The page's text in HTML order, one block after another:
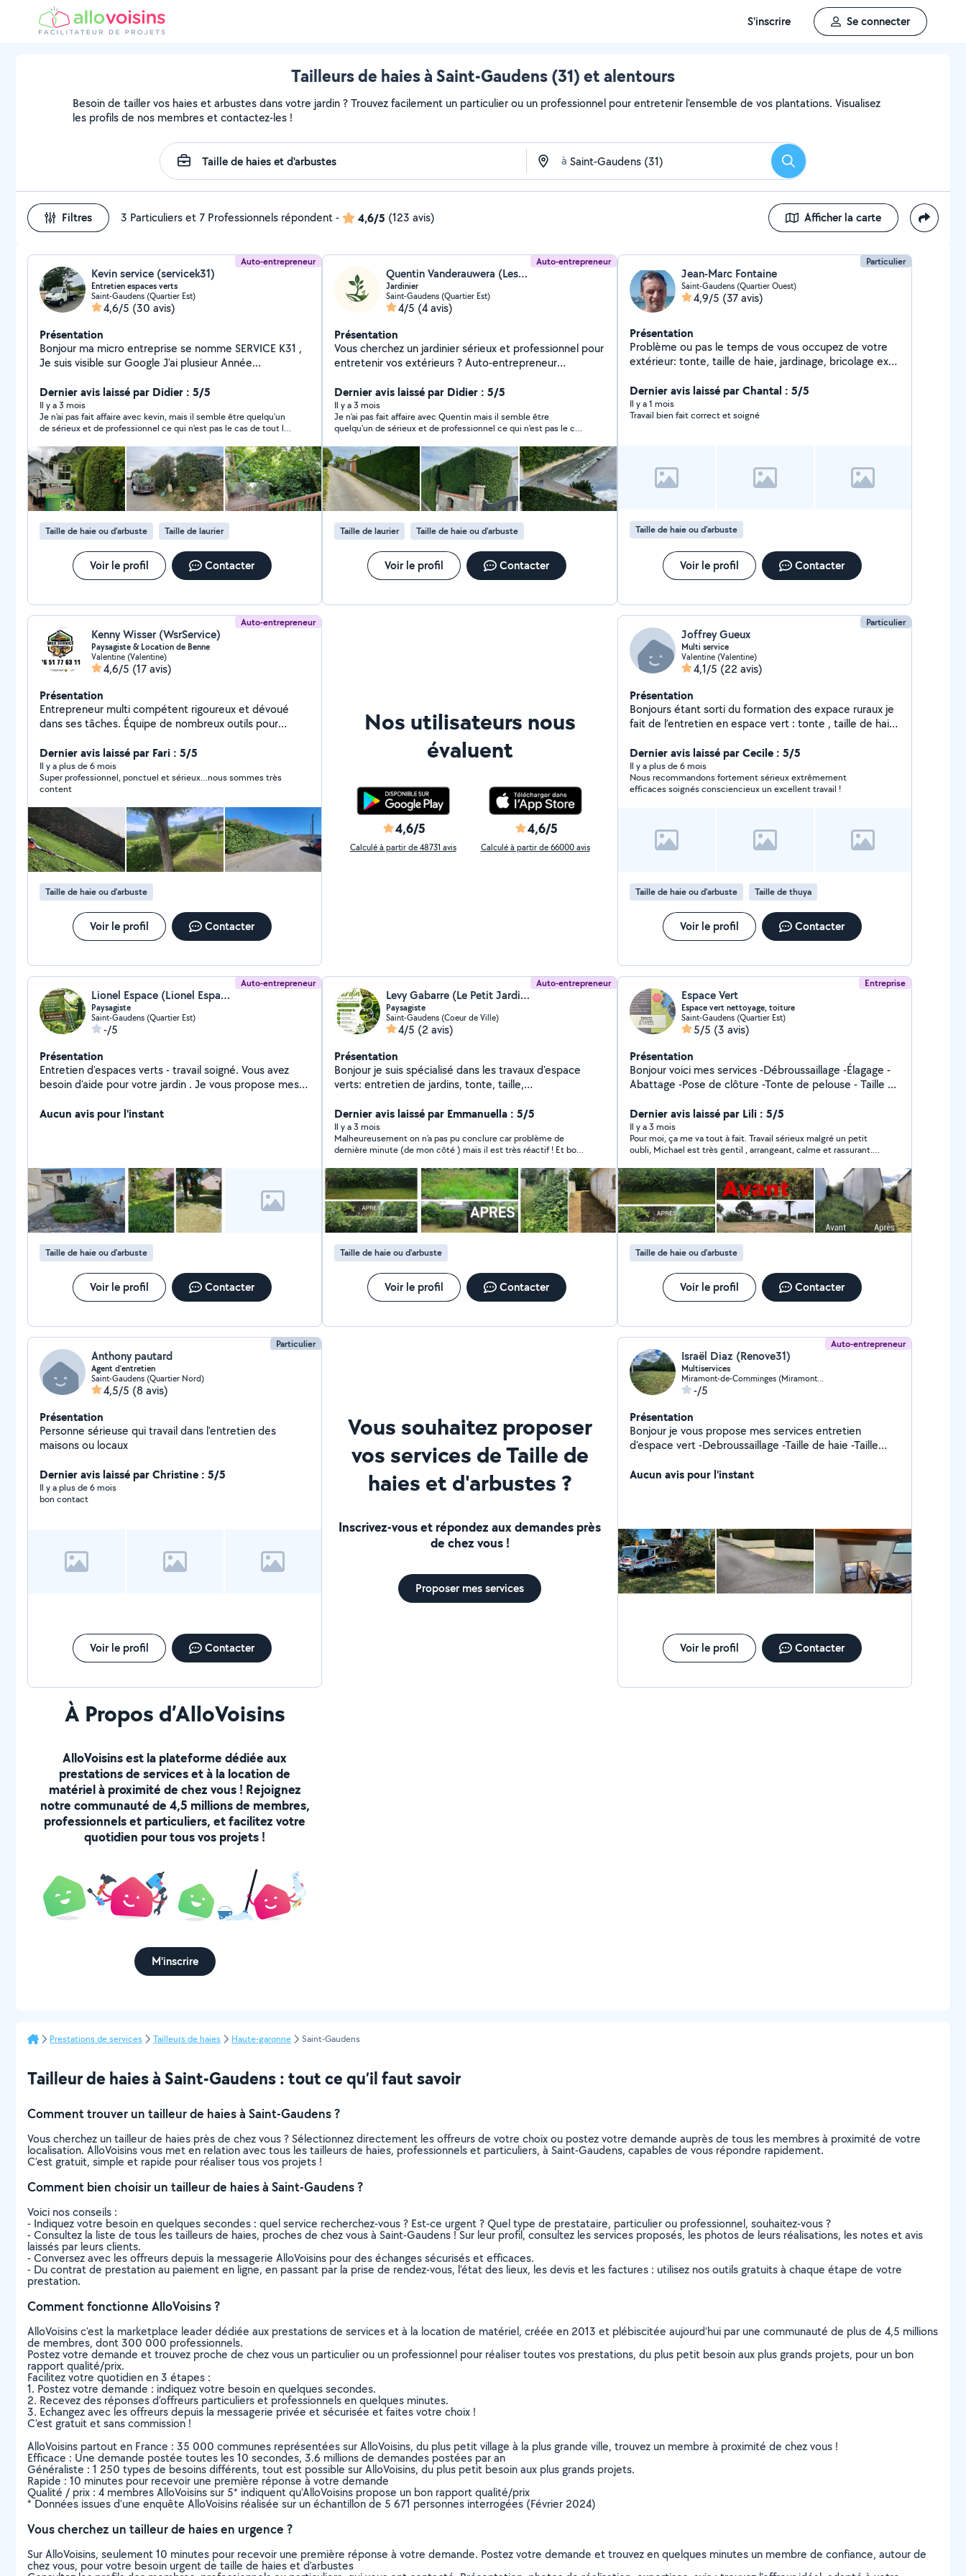
S'inscrire Se connecter
Tailleurs de haies à Saint-Gaudens (31) et alentours
Besoin de tailler vos haies et arbustes dans votre jardin ? Trouvez facilement un particulier ou un professionnel pour entretenir l'ensemble de vos plantations. Visualisez
les profils de nos membres et contactez-les !
à Rechercher
Filtres 3 Particuliers et 7 Professionnels répondent- 4,6/5 (123 avis) Afficher la carte
Auto-entrepreneur
Kevin service (servicek31)
Entretien espaces verts
Saint-Gaudens (Quartier Est)
4,6/5 (30 avis)
Présentation
Bonjour ma micro entreprise se nomme SERVICE K31 ,
Je suis visible sur Google J'ai plusieur Année
& élagage Taille de haies tonte et Debrousaillage
arbres fruitiers clôture rigide ou souple évacuation des
déchets Netoyage cave et grenier jardin netoyage
terrase netoyage et pose de gouttière peinture
extérieur Je suis munis de mon propres matériels et
d'une nacelle de 16 mètres de hauteur pour les travaux
soigner et sécuriser. Vous pouvez me joindre pour tout
renseignement Devis et déplacement gratuit
Dernier avis laissé par Didier : 5/5
Il y a 3 mois
Je n'ai pas fait affaire avec kevin, mais il semble être quelqu'un
de sérieux et de professionnel ce qui n'est pas le cas de tout le
Taille de haie ou d'arbuste Taille de laurier
Voir le profil Contacter
Auto-entrepreneur
Quentin Vanderauwera (Les jardins de demain)
Jardinier
Saint-Gaudens (Quartier Est)
4/5 (4 avis)
Présentation
Vous cherchez un jardinier sérieux et professionnel pour
entretenir vos extérieurs ? Auto-entrepreneur
propose différents services : Tonte de pelouse Taille
de haies et d'arbustes Débroussaillage Ramassage et
évacuation des déchets verts Petits travaux de
jardinage Profitez de 50 % de réduction de crédit
d'impôt avec possibilité d'avance immédiate grâce à
mon agrément Services à la Personne (SAP). Par
exemple, une prestation facturée 100 ne vous coûte
que 50 après avantage fiscal ! Intervention sur Saint-
Gaudens et alentours
Dernier avis laissé par Didier : 5/5
Il y a 3 mois
Je n'ai pas fait affaire avec Quentin mais il semble être
quelqu'un de sérieux et de professionnel ce qui n'est pas le cas
Taille de laurier Taille de haie ou d'arbuste
Voir le profil Contacter
Particulier
Jean-Marc Fontaine
Saint-Gaudens (Quartier Ouest)
4,9/5 (37 avis)
Présentation
Problème ou pas le temps de vous occupez de votre
extérieur: tonte, taille de haie, jardinage, bricolage ext
vous rendre service.. Je possède du matériel
motoculteur(charrue,rotovator fraise), taille haie,
tondeuse, débroussailleuse, tronçonneuse,..
Dernier avis laissé par Chantal : 5/5
Il y a 1 mois
Travail bien fait correct et soigné
Taille de haie ou d'arbuste
Voir le profil Contacter
Auto-entrepreneur
Kenny Wisser (WsrService)
Paysagiste & Location de Benne
Valentine (Valentine)
4,6/5 (17 avis)
Présentation
Entrepreneur multi compétent rigoureux et dévoué
dans ses tâches. Équipe de nombreux outils pour
professionnelle. benne , minipelle, tondeuse
professionnels avec broyeur ect.. Compétent dans le
milieu extérieur La création et l'entretien sont dans
mes cordes . Tout terrassement. Location de bennes
V.L Disponible pour de nombreuses tâches. Rc pro
Eligibilité au crédit d'impôt.
Dernier avis laissé par Fari : 5/5
Il y a plus de 6 mois
Super professionnel, ponctuel et sérieux…nous sommes très
content
Taille de haie ou d'arbuste
Voir le profil Contacter
Nos utilisateurs nous
évaluent
4,6/5
Calculé à partir de 48731 avis
4,6/5
Calculé à partir de 66000 avis
Particulier
Joffrey Gueux
Multi service
Valentine (Valentine)
4,1/5 (22 avis)
Présentation
Bonjours étant sorti du formation des expace ruraux je
fait de l’entretien en espace vert : tonte , taille de hai ,
outil qu’il faut voilà
Dernier avis laissé par Cecile : 5/5
Il y a plus de 6 mois
Nous recommandons fortement sérieux extrêmement
efficaces soignés consciencieux un excellent travail !
Taille de haie ou d'arbuste Taille de thuya
Voir le profil Contacter
Auto-entrepreneur
Lionel Espace (Lionel Espace Vert)
Paysagiste
Saint-Gaudens (Quartier Est)
-/5
Présentation
Entretien d'espaces verts - travail soigné. Vous avez
besoin d'aide pour votre jardin . Je vous propose mes
arbustes - debroussaillage - nettoyage et entretien de
jardin mérite le meilleur
Aucun avis pour l'instant
Taille de haie ou d'arbuste
Voir le profil Contacter
Auto-entrepreneur
Levy Gabarre (Le Petit Jardin)
Paysagiste
Saint-Gaudens (Coeur de Ville)
4/5 (2 avis)
Présentation
Bonjour je suis spécialisé dans les travaux d'espace
verts: entretien de jardins, tonte, taille,
J'interviens avec sérieux et je m'adapte aux besoin de
chaque client pour garantir un extérieur propre et
agréable.
Dernier avis laissé par Emmanuella : 5/5
Il y a 3 mois
Malheureusement on n’a pas pu conclure car problème de
dernière minute (de mon côté ) mais il est très réactif ! Et bon
Taille de haie ou d'arbuste
Voir le profil Contacter
Entreprise
Espace Vert
Espace vert nettoyage, toiture
Saint-Gaudens (Quartier Est)
5/5 (3 avis)
Présentation
Bonjour voici mes services -Débroussaillage -Élagage -
Abattage -Pose de clôture -Tonte de pelouse - Taille et
nettoyage de toiture -changement de gouttière -
changement de tuiles -des Moussages toiture Tarif sur
devis petit prix devis et dépassement gratuit -travail,
sérieux soigner Pour plus de renseignements, n'hésitez
pas à me contacter. Merci. Cordialement. 07-59-79-
70-50
Dernier avis laissé par Lili : 5/5
Il y a 3 mois
Pour moi, ça me va tout à fait. Travail sérieux malgré un petit
oubli, Michael est très gentil , arrangeant, calme et rassurant. A
super. Merci.
Taille de haie ou d'arbuste
Voir le profil Contacter
Particulier
Anthony pautard
Agent d’entretien
Saint-Gaudens (Quartier Nord)
4,5/5 (8 avis)
Présentation
Personne sérieuse qui travail dans l'entretien des
maisons ou locaux
Dernier avis laissé par Christine : 5/5
Il y a plus de 6 mois
bon contact
Voir le profil Contacter
Vous souhaitez proposer
vos services de Taille de
haies et d'arbustes ?
Inscrivez-vous et répondez aux demandes près
de chez vous !
Proposer mes services
Auto-entrepreneur
Israël Diaz (Renove31)
Multiservices
Miramont-de-Comminges (Miramont-de-Comminges)
-/5
Présentation
Bonjour je vous propose mes services entretien
d'espace vert -Debroussaillage -Taille de haie -Taille
encombrants Etc.... travaux réalisés avec assurance
Aucun avis pour l'instant
Voir le profil Contacter
À Propos d’AlloVoisins
AlloVoisins est la plateforme dédiée aux
prestations de services et à la location de
matériel à proximité de chez vous ! Rejoignez
notre communauté de 4,5 millions de membres,
professionnels et particuliers, et facilitez votre
quotidien pour tous vos projets !
M'inscrire
Prestations de services Tailleurs de haies Haute-garonne Saint-Gaudens
Tailleur de haies à Saint-Gaudens : tout ce qu’il faut savoir
Comment trouver un tailleur de haies à Saint-Gaudens ?
Vous cherchez un tailleur de haies près de chez vous ? Sélectionnez directement les offreurs de votre choix ou postez votre demande auprès de tous les membres à proximité de votre
localisation. AlloVoisins vous met en relation avec tous les tailleurs de haies, professionnels et particuliers, à Saint-Gaudens, capables de vous répondre rapidement.
C’est gratuit, simple et rapide pour réaliser tous vos projets !
Comment bien choisir un tailleur de haies à Saint-Gaudens ?
Voici nos conseils :
- Indiquez votre besoin en quelques secondes : quel service recherchez-vous ? Est-ce urgent ? Quel type de prestataire, particulier ou professionnel, souhaitez-vous ?
- Consultez la liste de tous les tailleurs de haies, proches de chez vous à Saint-Gaudens ! Sur leur profil, consultez les services proposés, les photos de leurs réalisations, les notes et avis
laissés par leurs clients.
- Conversez avec les offreurs depuis la messagerie AlloVoisins pour des échanges sécurisés et efficaces.
- Du contrat de prestation au paiement en ligne, en passant par la prise de rendez-vous, l’état des lieux, les devis et les factures : utilisez nos outils gratuits à chaque étape de votre
prestation.
Comment fonctionne AlloVoisins ?
AlloVoisins c’est la marketplace leader dédiée aux prestations de services et à la location de matériel, créée en 2013 et plébiscitée aujourd’hui par une communauté de plus de 4,5 millions
de membres, dont 300 000 professionnels.
Postez votre demande et trouvez proche de chez vous un particulier ou un professionnel pour réaliser toutes vos prestations, du plus petit besoin aux plus grands projets, pour un bon
rapport qualité/prix.
Facilitez votre quotidien en 3 étapes :
1. Postez votre demande : indiquez votre besoin en quelques secondes.
2. Recevez des réponses d’offreurs particuliers et professionnels en quelques minutes.
3. Echangez avec les offreurs depuis la messagerie privée et sécurisée et faites votre choix !
C’est gratuit et sans commission !
AlloVoisins partout en France : 35 000 communes représentées sur AlloVoisins, du plus petit village à la plus grande ville, trouvez un membre à proximité de chez vous !
Efficace : Une demande postée toutes les 10 secondes, 3.6 millions de demandes postées par an
Généraliste : 1 250 types de besoins différents, tout est possible sur AlloVoisins, du plus petit besoin aux plus grands projets.
Rapide : 10 minutes pour recevoir une première réponse à votre demande
Qualité / prix : 4 membres AlloVoisins sur 5* indiquent qu’AlloVoisins propose un bon rapport qualité/prix
* Données issues d’une enquête AlloVoisins réalisée sur un échantillon de 5 671 personnes interrogées (Février 2024)
Vous cherchez un tailleur de haies en urgence ?
Sur AlloVoisins, seulement 10 minutes pour recevoir une première réponse à votre demande. Postez votre demande et trouvez en quelques minutes un membre de confiance, autour de
chez vous, pour votre besoin urgent de taille de haies et d'arbustes